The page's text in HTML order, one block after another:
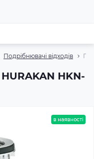
Подрібнювачі відходів
HKN-
в наявності